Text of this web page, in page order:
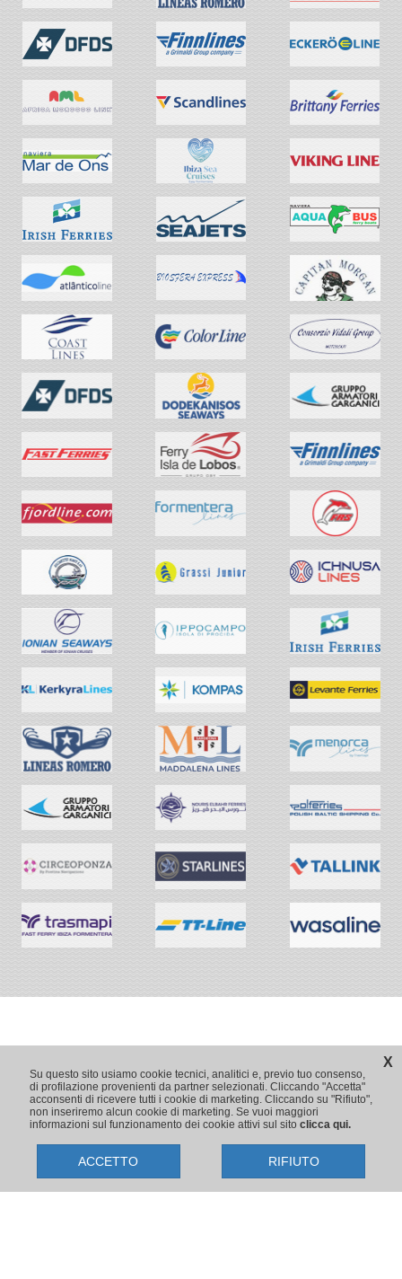
X
Su questo sito usiamo cookie tecnici, analitici e, previo tuo consenso,
di profilazione provenienti da partner selezionati. Cliccando "Accetta"
acconsenti di ricevere tutti i cookie di marketing. Cliccando su "Rifiuto",
non inseriremo alcun cookie di marketing. Se vuoi maggiori
informazioni sul funzionamento dei cookie attivi sul sito clicca qui.
ACCETTO RIFIUTO